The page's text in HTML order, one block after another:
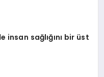
sağlığını bir üst